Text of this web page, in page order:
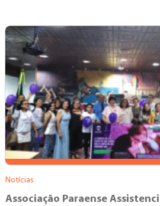
Notícias
Associação Paraense